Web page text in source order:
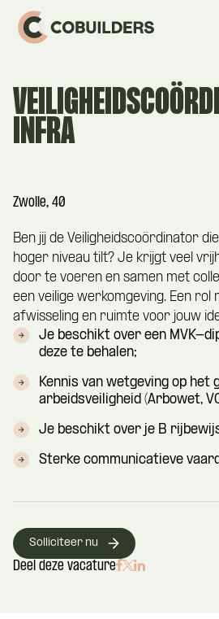
INFRA
Zwolle, 40
Ben jij de Veiligheidscoördinator
hoger niveau tilt? Je krijgt veel
door te voeren en samen met
een veilige werkomgeving. Een rol
afwisseling en ruimte voor jouw
Je beschikt over een MVK-
deze te behalen;
Kennis van wetgeving op het
arbeidsveiligheid (Arbowet,
Je beschikt over je B
Sterke communicatieve
Deel deze vacature
Solliciteer nu